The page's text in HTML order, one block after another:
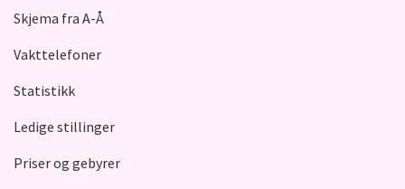
Skjema fra A-Å
Vakttelefoner
Statistikk
Ledige stillinger
Priser og gebyrer